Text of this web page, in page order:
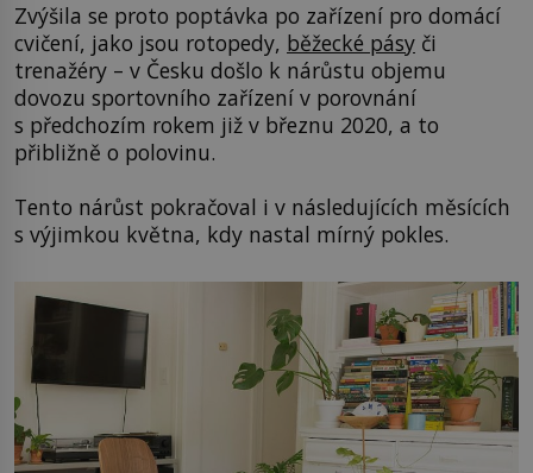
Zvýšila se proto poptávka po zařízení pro domácí
cvičení, jako jsou rotopedy, běžecké pásy či
trenažéry – v Česku došlo k nárůstu objemu
dovozu sportovního zařízení v porovnání
s předchozím rokem již v březnu 2020, a to
přibližně o polovinu.
Tento nárůst pokračoval i v následujících měsících
s výjimkou května, kdy nastal mírný pokles.